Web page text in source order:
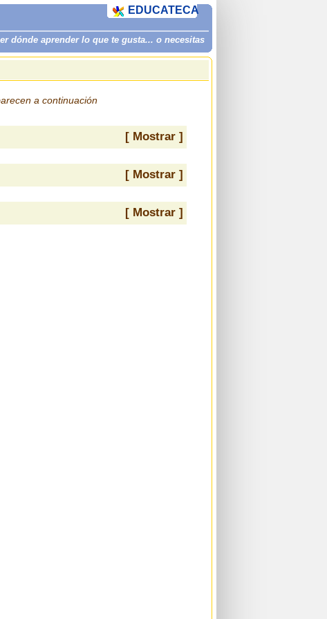
dónde aprender lo que te gusta... o necesitas
EDUCATECA
a continuación
[ Mostrar ]
[ Mostrar ]
[ Mostrar ]